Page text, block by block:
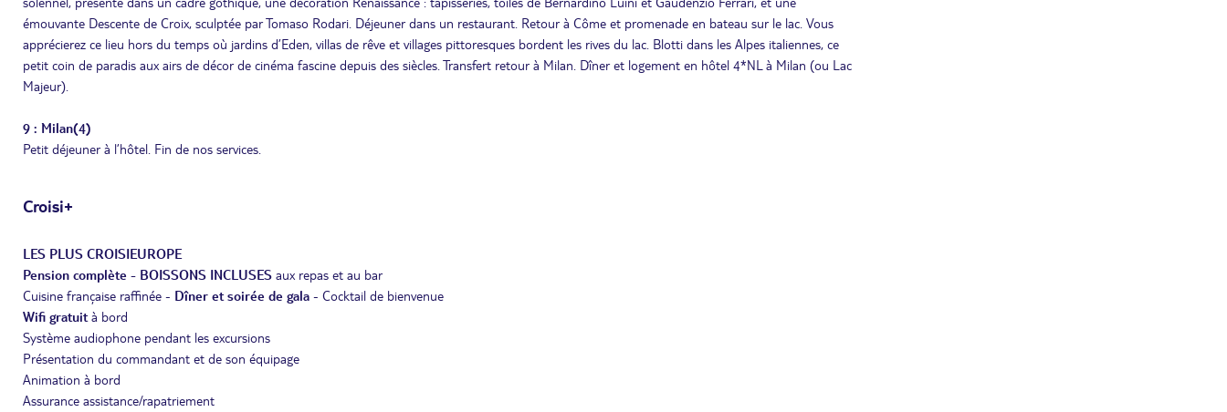
émouvante Descente de Croix, sculptée par Tomaso Rodari. Déjeuner dans un restaurant. Retour à Côme et promenade en bateau sur le lac. Vous
apprécierez ce lieu hors du temps où jardins d’Eden, villas de rêve et villages pittoresques bordent les rives du lac. Blotti dans les Alpes italiennes, ce
petit coin de paradis aux airs de décor de cinéma fascine depuis des siècles. Transfert retour à Milan. Dîner et logement en hôtel 4*NL à Milan (ou Lac
Majeur).
9 : Milan(4)
Petit déjeuner à l’hôtel. Fin de nos services.
Croisi+
LES PLUS CROISIEUROPE
Pension complète - BOISSONS INCLUSES aux repas et au bar
Cuisine française raffinée - Dîner et soirée de gala - Cocktail de bienvenue
Wifi gratuità bord
Système audiophone pendant les excursions
Présentation du commandant et de son équipage
Animation à bord
Assurance assistance/rapatriement